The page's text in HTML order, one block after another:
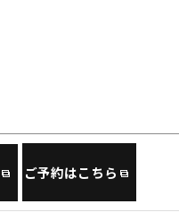
ご予約はこちら